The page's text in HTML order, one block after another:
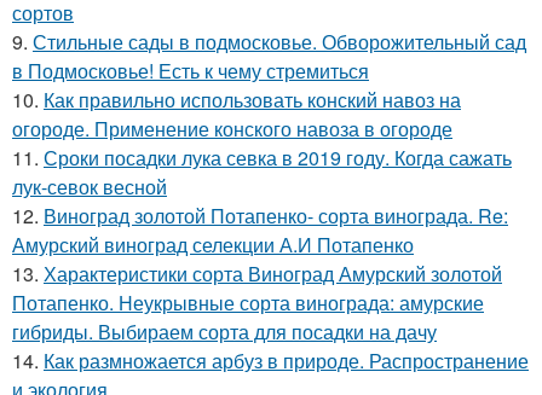
сортов
9. Стильные сады в подмосковье. Обворожительный сад
в Подмосковье! Есть к чему стремиться
10. Как правильно использовать конский навоз на
огороде. Применение конского навоза в огороде
11. Сроки посадки лука севка в 2019 году. Когда сажать
лук-севок весной
12. Виноград золотой Потапенко- сорта винограда. Re:
Амурский виноград селекции А.И Потапенко
13. Характеристики сорта Виноград Амурский золотой
Потапенко. Неукрывные сорта винограда: амурские
гибриды. Выбираем сорта для посадки на дачу
14. Как размножается арбуз в природе. Распространение